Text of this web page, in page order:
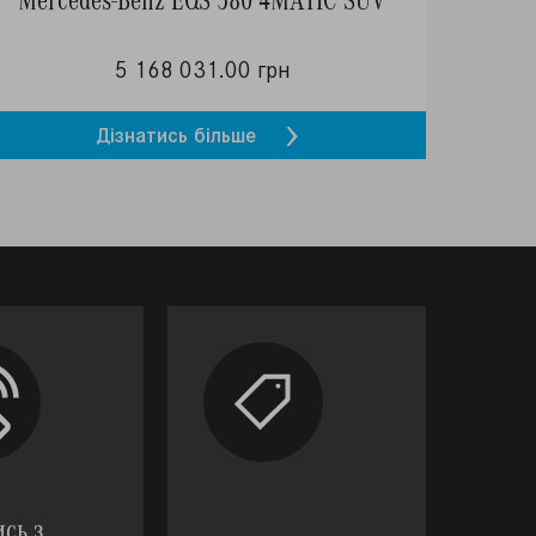
5 168 031.00 грн
Дізнатись більше
з